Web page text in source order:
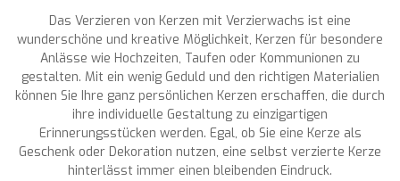
Das Verzieren von Kerzen mit Verzierwachs ist eine
wunderschöne und kreative Möglichkeit, Kerzen für besondere
Anlässe wie Hochzeiten, Taufen oder Kommunionen zu
gestalten. Mit ein wenig Geduld und den richtigen Materialien
können Sie Ihre ganz persönlichen Kerzen erschaffen, die durch
ihre individuelle Gestaltung zu einzigartigen
Erinnerungsstücken werden. Egal, ob Sie eine Kerze als
Geschenk oder Dekoration nutzen, eine selbst verzierte Kerze
hinterlässt immer einen bleibenden Eindruck.